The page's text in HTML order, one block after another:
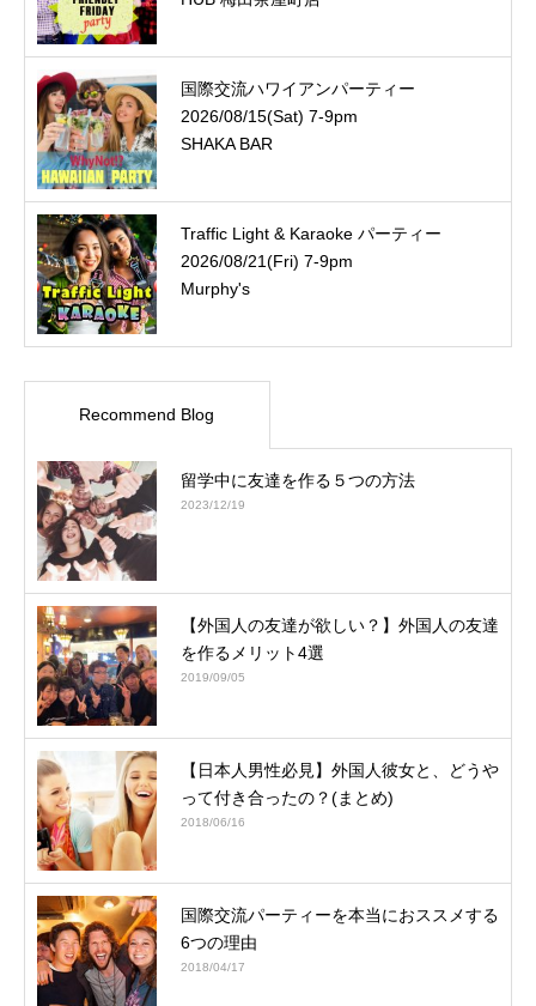
国際交流ハワイアンパーティー
2026/08/15(Sat) 7-9pm
SHAKA BAR
Traffic Light & Karaoke パーティー
2026/08/21(Fri) 7-9pm
Murphy's
Recommend Blog
留学中に友達を作る５つの方法
2023/12/19
【外国人の友達が欲しい？】外国人の友達
を作るメリット4選
2019/09/05
【日本人男性必見】外国人彼女と、どうや
って付き合ったの？(まとめ)
2018/06/16
国際交流パーティーを本当におススメする
6つの理由
2018/04/17